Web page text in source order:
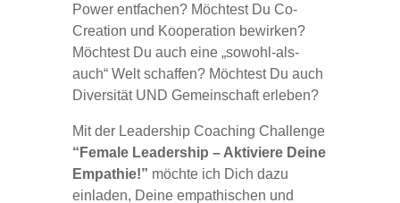
Power entfachen? Möchtest Du Co-
Creation und Kooperation bewirken?
Möchtest Du auch eine „sowohl-als-
auch“ Welt schaffen? Möchtest Du auch
Diversität UND Gemeinschaft erleben?
Mit der Leadership Coaching Challenge
“Female Leadership – Aktiviere Deine
Empathie!” möchte ich Dich dazu
einladen, Deine empathischen und